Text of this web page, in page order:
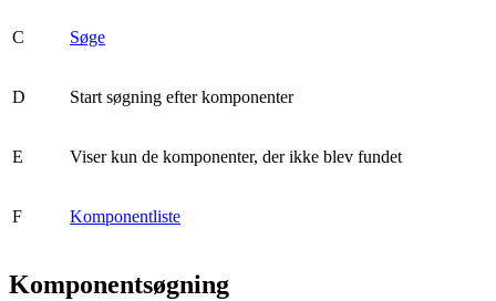
C Søge
D Start søgning efter komponenter
E Viser kun de komponenter, der ikke blev fundet
F Komponentliste
Komponentsøgning